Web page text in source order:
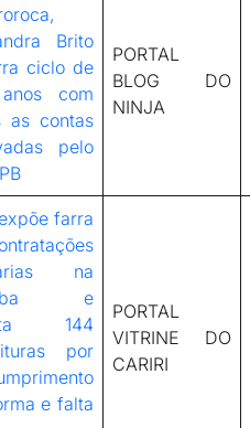
Brito
ciclo de
com
as contas
pelo
PORTAL
BLOG DO
NINJA
farra
na
e
144
por
e falta
PORTAL
VITRINE DO
CARIRI